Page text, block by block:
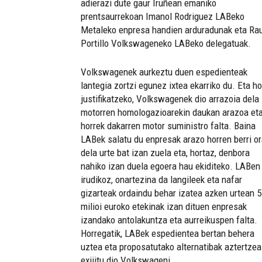
adierazi dute gaur Iruñean emaniko
prentsaurrekoan Imanol Rodriguez LABeko
Metaleko enpresa handien arduradunak eta
Portillo Volkswageneko LABeko delegatuak.
Volkswagenek aurkeztu duen espedienteak
lantegia zortzi egunez ixtea ekarriko du. Eta
justifikatzeko, Volkswagenek dio arrazoia dela
motorren homologazioarekin daukan arazoa
horrek dakarren motor suministro falta. Baina
LABek salatu du enpresak arazo horren berri
dela urte bat izan zuela eta, hortaz, denbora
nahiko izan duela egoera hau ekiditeko. LABen
irudikoz, onartezina da langileek eta nafar
gizarteak ordaindu behar izatea azken urtean
milioi euroko etekinak izan dituen enpresak
izandako antolakuntza eta aurreikuspen falta.
Horregatik, LABek espedientea bertan behera
uztea eta proposatutako alternatibak aztertzea